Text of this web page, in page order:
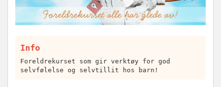
Info
Foreldrekurset som gir verktøy for god
selvfølelse og selvtillit hos barn!